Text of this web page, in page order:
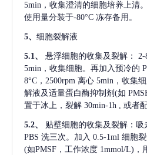
5min，收集澄清的细胞培养上清
使用量分装于-80°C 冻存备用。
5、 细胞裂解液
5.1、 悬浮细胞的收集及裂解：
2-
5min，收集细胞。再加入预冷的
8°C，2500rpm 离心 5min，收集
解液及适量蛋白酶抑制剂(如
置于冰上，裂解 30min-1h , 或者
5.2、
贴壁细胞的收集及裂解：
PBS 洗三次。加入 0.5-1ml 细胞
(如PMSF，工作浓度 1mmol/L)，